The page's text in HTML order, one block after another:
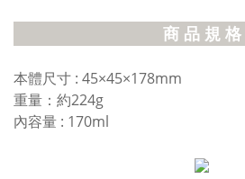
商 品 規 格
本體尺寸 : 45×45×178mm
重量：約224g
內容量 : 170ml